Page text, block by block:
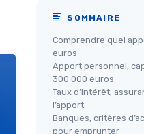
SOMMAIRE
Comprendre quel
euros
Apport personnel,
300 000 euros
Taux d’intérêt,
l’apport
Banques, critères
pour emprunter